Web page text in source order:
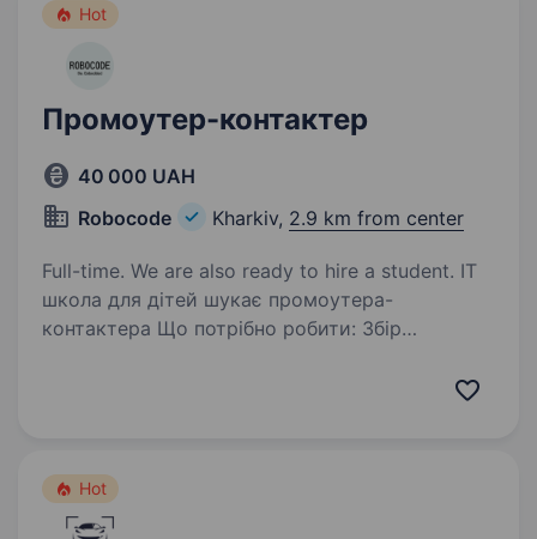
Hot
Промоутер-контактер
40 000 UAH
Robocode
Kharkiv, 2.9 km from center
Full-time. We are also ready to hire a student. ІТ
школа для дітей шукає промоутера-
контактера Що потрібно робити: Збір
Hot